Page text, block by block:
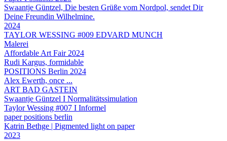
Swaantje Güntzel, Die besten Grüße vom Nordpol, sendet Dir
Deine Freundin Wilhelmine.
2024
TAYLOR WESSING #009 EDVARD MUNCH
Malerei
Affordable Art Fair 2024
Rudi Kargus, formidable
POSITIONS Berlin 2024
Alex Ewerth, once ...
ART BAD GASTEIN
Swaantje Güntzel I Normalitätssimulation
Taylor Wessing #007 I Informel
paper positions berlin
Katrin Bethge | Pigmented light on paper
2023